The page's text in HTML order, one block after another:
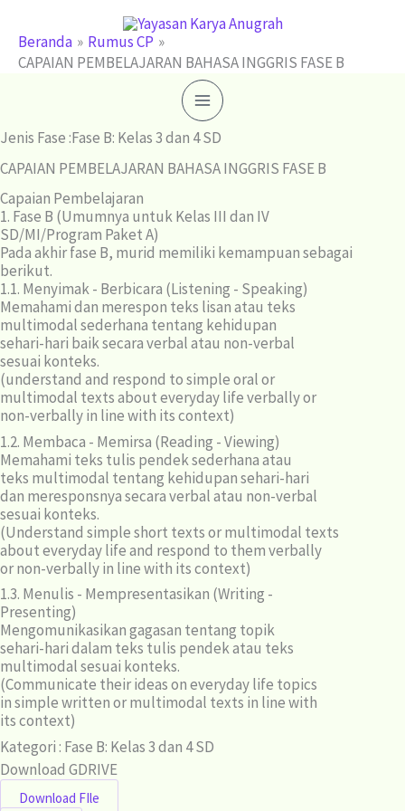
konten
Beranda
Rumus CP
CAPAIAN PEMBELAJARAN BAHASA INGGRIS FASE B
Jenis Fase :Fase B: Kelas 3 dan 4 SD
CAPAIAN PEMBELAJARAN BAHASA INGGRIS FASE B
Capaian Pembelajaran
1. Fase B (Umumnya untuk Kelas III dan IV
SD/MI/Program Paket A)
Pada akhir fase B, murid memiliki kemampuan sebagai
berikut.
1.1. Menyimak - Berbicara (Listening - Speaking)
Memahami dan merespon teks lisan atau teks
multimodal sederhana tentang kehidupan
sehari-hari baik secara verbal atau non-verbal
sesuai konteks.
(understand and respond to simple oral or
multimodal texts about everyday life verbally or
non-verbally in line with its context)
1.2. Membaca - Memirsa (Reading - Viewing)
Memahami teks tulis pendek sederhana atau
teks multimodal tentang kehidupan sehari-hari
dan meresponsnya secara verbal atau non-verbal
sesuai konteks.
(Understand simple short texts or multimodal texts
about everyday life and respond to them verbally
or non-verbally in line with its context)
1.3. Menulis - Mempresentasikan (Writing -
Presenting)
Mengomunikasikan gagasan tentang topik
sehari-hari dalam teks tulis pendek atau teks
multimodal sesuai konteks.
(Communicate their ideas on everyday life topics
in simple written or multimodal texts in line with
its context)
Kategori : Fase B: Kelas 3 dan 4 SD
Download GDRIVE
Download FIle